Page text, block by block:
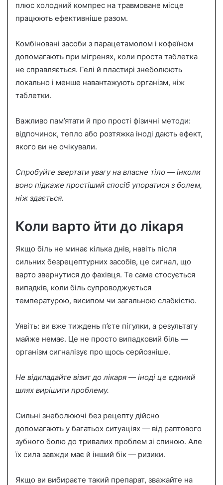
плюс холодний компрес на травмоване місце
працюють ефективніше разом.
Комбіновані засоби з парацетамолом і кофеїном
допомагають при мігренях, коли проста таблетка
не справляється. Гелі й пластирі знеболюють
локально і менше навантажують організм, ніж
таблетки.
Важливо пам’ятати й про прості фізичні методи:
відпочинок, тепло або розтяжка іноді дають ефект,
якого ви не очікували.
Спробуйте звертати увагу на власне тіло — інколи
воно підкаже простіший спосіб упоратися з болем,
ніж здається.
Коли варто йти до лікаря
Якщо біль не минає кілька днів, навіть після
сильних безрецептурних засобів, це сигнал, що
варто звернутися до фахівця. Те саме стосується
випадків, коли біль супроводжується
температурою, висипом чи загальною слабкістю.
Уявіть: ви вже тиждень п’єте пігулки, а результату
майже немає. Це не просто випадковий біль —
організм сигналізує про щось серйозніше.
Не відкладайте візит до лікаря — іноді це єдиний
шлях вирішити проблему.
Сильні знеболюючі без рецепту дійсно
допомагають у багатьох ситуаціях — від раптового
зубного болю до тривалих проблем зі спиною. Але
їх сила завжди має й інший бік — ризики.
Якщо ви вибираєте такий препарат, зважайте на